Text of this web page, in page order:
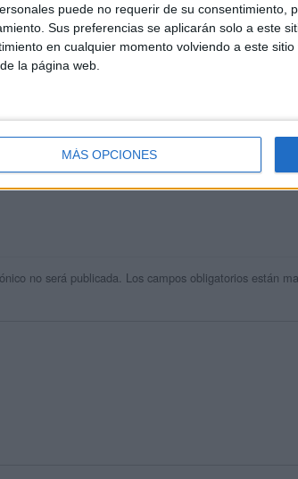
puede no requerir de su consentimiento,
Sus preferencias se aplicarán solo a este
en cualquier momento volviendo a este
la página web.
MÁS OPCIONES
Olivares
ninguna información.
no será publicada. Los campos obligatorios están